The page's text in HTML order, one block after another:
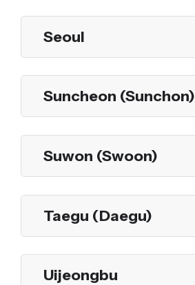
Seoul
Suncheon (Sunchon)
Suwon (Swoon)
Taegu (Daegu)
Uijeongbu